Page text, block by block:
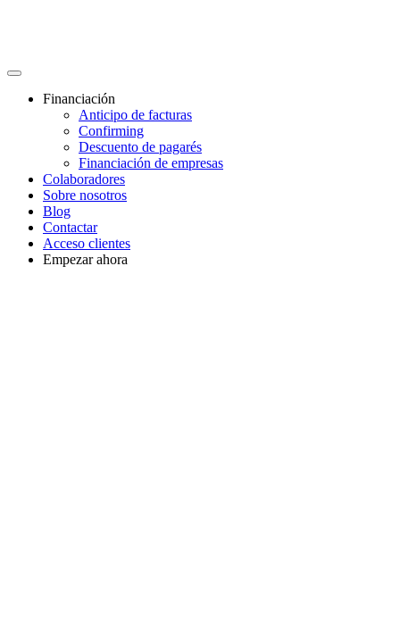
Financiación
Anticipo de facturas
Confirming
Descuento de pagarés
Financiación de empresas
Colaboradores
Sobre nosotros
Blog
Contactar
Acceso clientes
Empezar ahora